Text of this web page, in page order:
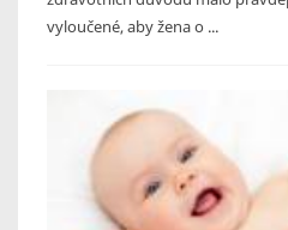
vyloučené, aby žena o ...